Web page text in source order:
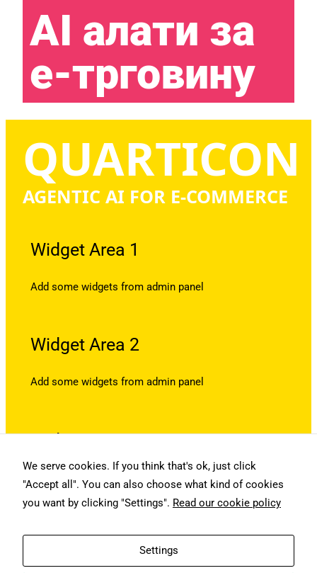
AI алати за
е-трговину
QUARTICON
AGENTIC AI FOR E-COMMERCE
We serve cookies. If you think that's ok, just click
"Accept all". You can also choose what kind of cookies
you want by clicking "Settings". Read our cookie policy
Settings
Widget Area 1
Add some widgets from admin panel
Widget Area 2
Add some widgets from admin panel
Widget Area 3
Add some widgets from admin panel
QUARTICON AGENTIC AI